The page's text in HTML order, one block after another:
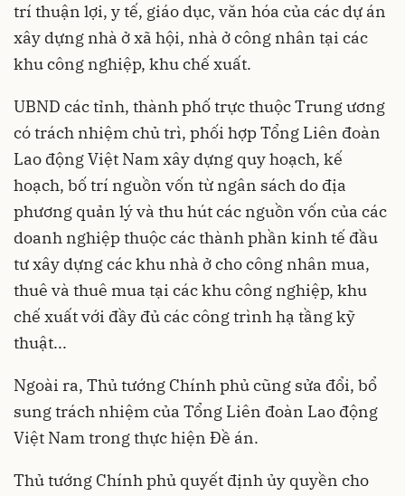
trí thuận lợi, y tế, giáo dục, văn hóa của các dự án
xây dựng nhà ở xã hội, nhà ở công nhân tại các
khu công nghiệp, khu chế xuất.
UBND các tỉnh, thành phố trực thuộc Trung ương
có trách nhiệm chủ trì, phối hợp Tổng Liên đoàn
Lao động Việt Nam xây dựng quy hoạch, kế
hoạch, bố trí nguồn vốn từ ngân sách do địa
phương quản lý và thu hút các nguồn vốn của các
doanh nghiệp thuộc các thành phần kinh tế đầu
tư xây dựng các khu nhà ở cho công nhân mua,
thuê và thuê mua tại các khu công nghiệp, khu
chế xuất với đầy đủ các công trình hạ tầng kỹ
thuật...
Ngoài ra, Thủ tướng Chính phủ cũng sửa đổi, bổ
sung trách nhiệm của Tổng Liên đoàn Lao động
Việt Nam trong thực hiện Đề án.
Thủ tướng Chính phủ quyết định ủy quyền cho